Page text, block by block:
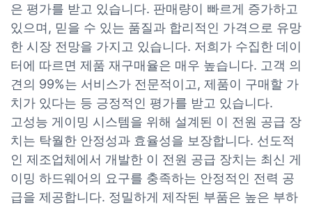
은 평가를 받고 있습니다. 판매량이 빠르게 증가하고
있으며, 믿을 수 있는 품질과 합리적인 가격으로 유망
한 시장 전망을 가지고 있습니다. 저희가 수집한 데이
터에 따르면 제품 재구매율은 매우 높습니다. 고객 의
견의 99%는 서비스가 전문적이고, 제품이 구매할 가
치가 있다는 등 긍정적인 평가를 받고 있습니다.
고성능 게이밍 시스템을 위해 설계된 이 전원 공급 장
치는 탁월한 안정성과 효율성을 보장합니다. 선도적
인 제조업체에서 개발한 이 전원 공급 장치는 최신 게
이밍 하드웨어의 요구를 충족하는 안정적인 전력 공
급을 제공합니다. 정밀하게 제작된 부품은 높은 부하